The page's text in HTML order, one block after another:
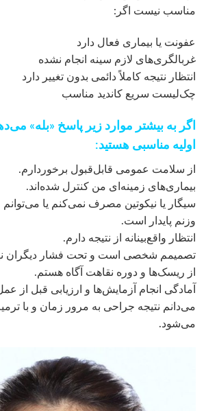
مناسب نیست اگر:
عفونت یا بیماری فعال دارد
غربالگری‌های لازم سینه انجام نشده
انتظار نتیجه کاملاً دائمی بدون تغییر دارد
چک‌لیست سریع کاندید مناسب
اگر به بیشتر موارد زیر پاسخ «بله»
اولیه مناسبی هستید:
از سلامت عمومی قابل‌قبول برخوردارم.
بیماری‌های زمینه‌ای من کنترل شده‌اند.
سیگار یا نیکوتین مصرف نمی‌کنم یا
وزنم پایدار است.
انتظار واقع‌بینانه از نتیجه دارم.
تصمیمم شخصی است و تحت فشار دیگران
از ریسک‌ها و دوره نقاهت آگاه هستم.
آمادگی انجام آزمایش‌ها و ارزیابی قبل از
می‌دانم نتیجه جراحی به مرور زمان و با
می‌شود.